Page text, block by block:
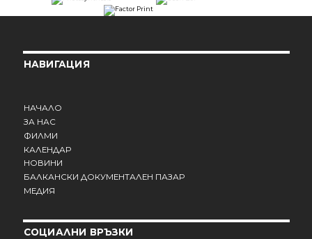
НАВИГАЦИЯ
НАЧАЛО
ЗА НАС
ФИЛМИ
КАЛЕНДАР
НОВИНИ
БАЛКАНСКИ ДОКУМЕНТАЛЕН ПАЗАР
МЕДИЯ
СОЦИАЛНИ ВРЪЗКИ